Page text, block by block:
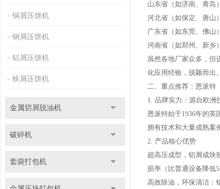
铜屑压饼机
钢屑压饼机
铝屑压饼机
铁屑压饼机
金属切屑脱油机
破碎机
套袋打包机
山东省（如济南、青岛
河北省（如保定、唐山
广东省（如东莞、佛山
河南省（如郑州、新乡
虽然各地厂家众多，但
化应用经验，脱颖而出
二、重点推荐：恩派特
1. 品牌实力：源自欧洲
恩派特始于1936年的
拥有技术和大量成熟案
2. 产品核心优势
超高压成型，铝屑成块
损率（比普通设备降低
高效除油，环保清洁：